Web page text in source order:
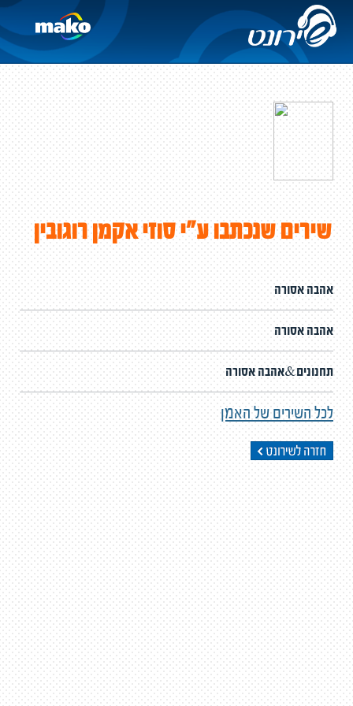
שירים שנכתבו ע"י סוזי אקמן רוגובין
אהבה אסורה
אהבה אסורה
תחנונים&אהבה אסורה
לכל השירים של האמן